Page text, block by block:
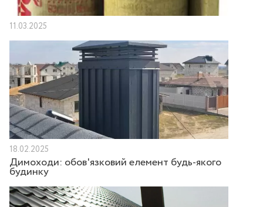
11.03.2025
18.02.2025
Димоходи: обов'язковий елемент будь-якого
будинку